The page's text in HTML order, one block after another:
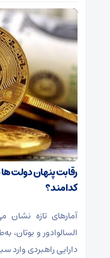
کدامند؟
آمارهای تازه نشان
السالوادور و بوتان،
دارایی راهبردی وارد